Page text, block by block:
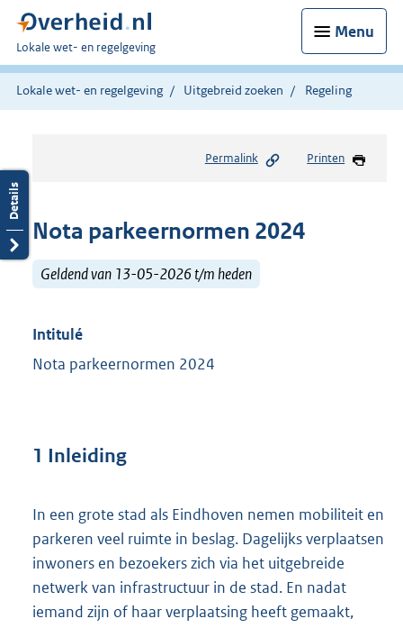
Menu
U
bent
hier:
Lokale wet- en regelgeving
Lokale wet- en regelgeving Uitgebreid zoeken Regeling
Permalink Printen
Nota parkeernormen 2024
Geldend van 13-05-2026 t/m heden
Intitulé
Nota parkeernormen 2024
1 Inleiding
In een grote stad als Eindhoven nemen mobiliteit en
parkeren veel ruimte in beslag. Dagelijks verplaatsen
inwoners en bezoekers zich via het uitgebreide
netwerk van infrastructuur in de stad. En nadat
iemand zijn of haar verplaatsing heeft gemaakt,